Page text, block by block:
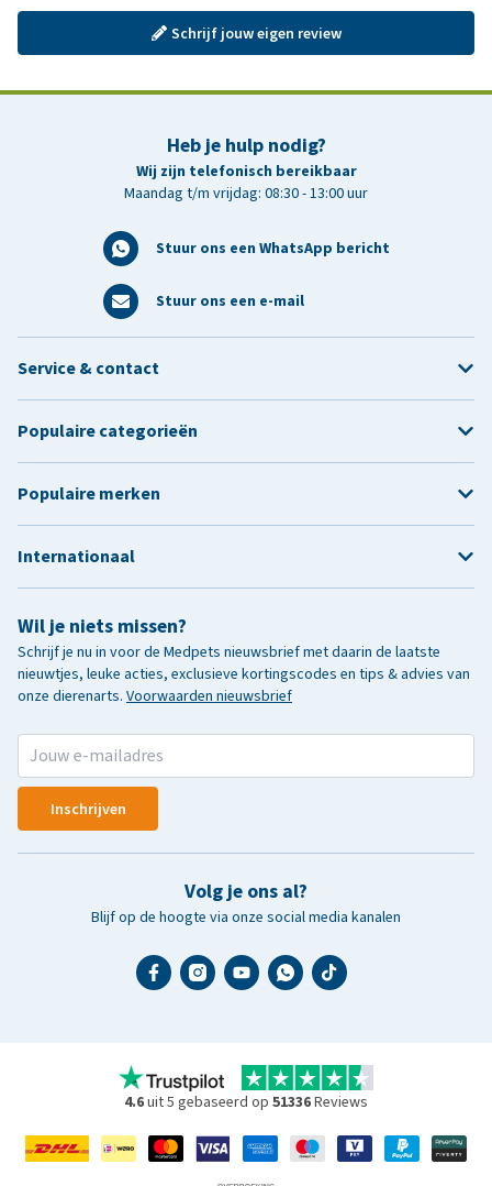
Schrijf jouw eigen review
Heb je hulp nodig?
Wij zijn telefonisch bereikbaar
Maandag t/m vrijdag: 08:30 - 13:00 uur
Stuur ons een WhatsApp bericht
Stuur ons een e-mail
Wil je niets missen?
Schrijf je nu in voor de Medpets nieuwsbrief met daarin de laatste
nieuwtjes, leuke acties, exclusieve kortingscodes en tips & advies van
onze dierenarts. Voorwaarden nieuwsbrief
Inschrijven
Volg je ons al?
Blijf op de hoogte via onze social media kanalen
Service & contact
Populaire categorieën
Populaire merken
Internationaal
4.6uit 5 gebaseerd op 51336Reviews